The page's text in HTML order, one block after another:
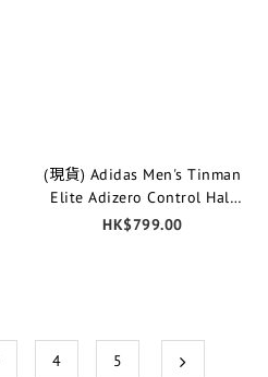
(現貨) Adidas Men's Tinman
Elite Adizero Control Half
Tights
HK$799.00
4 5